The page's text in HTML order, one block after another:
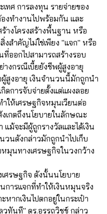
เทศ การลงทุน รายจ่ายของ
งทำงานไปพร้อมกัน และ
างโครงสร้างพื้นฐาน หรือ
งสำคัญไม่ใช่เพียง "แจก" หรือ
ที่ออกไปสามารถสร้างรอบ
งกรณีเบี้ยยังชีพผู้สูงอายุ
สูงอายุ เงินจำนวนนี้มักถูกนำ
กิดการจับจ่ายตั้งแต่แผงลอย
ให้เศรษฐกิจหมุนเวียนต่อ
เกตถึงนโยบายในลักษณะ
แม้จะมีผู้ถูกรางวัลและได้เงิน
วนดังกล่าวมักถูกนำไปเก็บ
มุนทางเศรษฐกิจในวงกว้าง
ศรษฐกิจ ดังนั้นนโยบาย
การแจกที่ทำให้เงินหมุนจริง
ากเงินไปตกอยู่ในกระเป๋า
ทันที" ดร.อรรถวิชช์ กล่าว